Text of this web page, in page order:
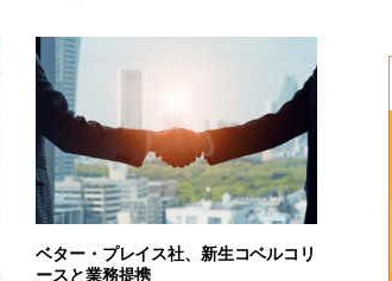
ベター・プレイス社、新生コベルコリ
ースと業務提携